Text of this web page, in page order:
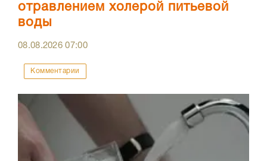
отравлением холерой питьевой
воды
08.08.202607:00
Комментарии